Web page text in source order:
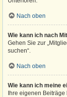
Nach oben
Wie kann ich nach
Gehen Sie zur
suchen“.
Nach oben
Wie kann ich meine
Ihre eigenen